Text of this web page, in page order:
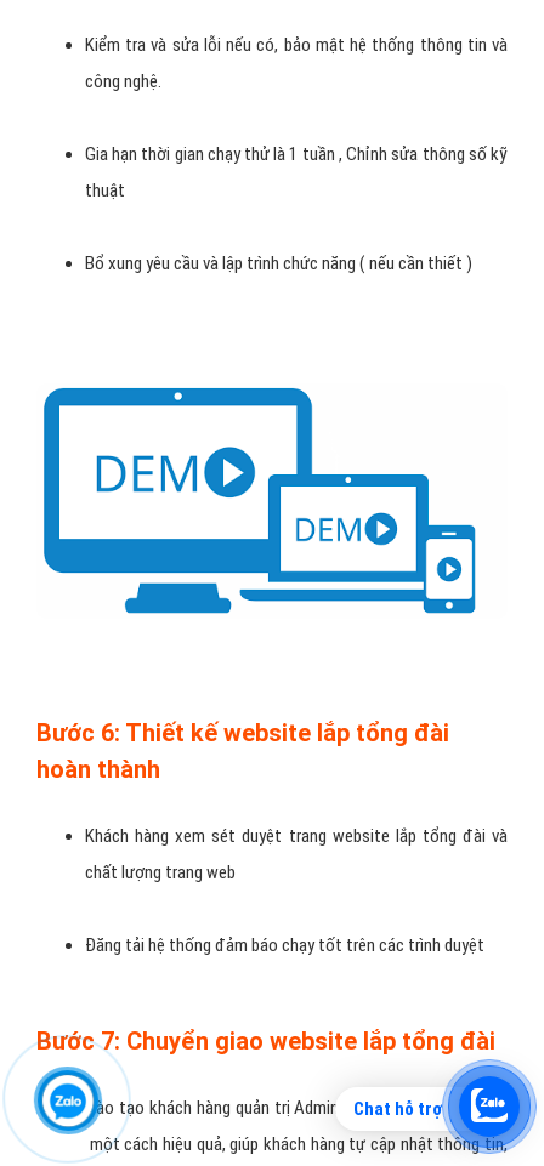
Kiểm tra và sửa lỗi nếu có, bảo mật hệ thống thông tin và
công nghệ.
Gia hạn thời gian chạy thử là 1 tuần , Chỉnh sửa thông số kỹ
thuật
Bổ xung yêu cầu và lập trình chức năng ( nếu cần thiết )
Bước 6: Thiết kế website lắp tổng đài
hoàn thành
Khách hàng xem sét duyệt trang website lắp tổng đài và
chất lượng trang web
Đăng tải hệ thống đảm báo chạy tốt trên các trình duyệt
Bước 7: Chuyển giao website lắp tổng đài
Đào tạo khách hàng quản trị Admin
website lắp tổng đài
một cách hiệu quả, giúp khách hàng tự cập nhật thông tin,
Chat hỗ trợ